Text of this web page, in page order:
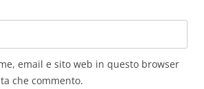
email e sito web in questo browser
che commento.